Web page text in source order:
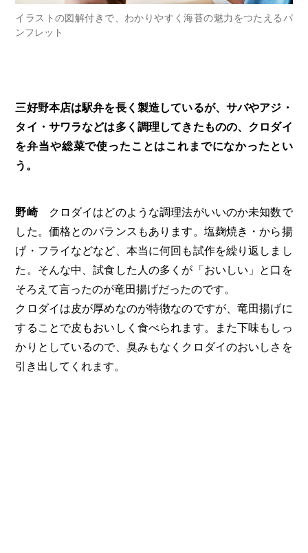
イラストの図解付きで、わかりやすく海苔の魅力をつたえるパ
ンフレット
三好野本店は駅弁を長く製造しているが、サバやアジ・
タイ・サワラなどは多く調理してきたものの、クロダイ
を弁当や総菜で使ったことはこれまでになかったとい
う。
野崎クロダイはどのような調理法がいいのか未知数で
した。価格とのバランスもあります。塩麹焼き・から揚
げ・フライなどなど、本当に何回も試作を繰り返しまし
た。そんな中、試食した人の多くが「おいしい」と口を
そろえて言ったのが竜田揚げだったのです。
クロダイは皮が厚めなのが特徴なのですが、竜田揚げに
することで皮もおいしく食べられます。また下味もしっ
かりとしているので、臭みもなくクロダイのおいしさを
引き出してくれます。